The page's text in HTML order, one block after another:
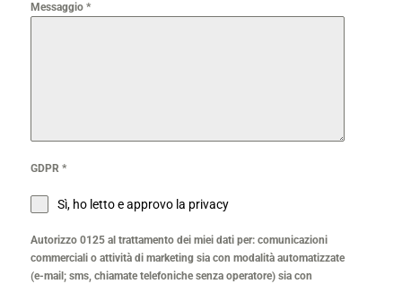
Messaggio *
GDPR *
Sì, ho letto e approvo la privacy
Autorizzo 0125 al trattamento dei miei dati per: comunicazioni
commerciali o attività di marketing sia con modalità automatizzate
(e-mail; sms, chiamate telefoniche senza operatore) sia con